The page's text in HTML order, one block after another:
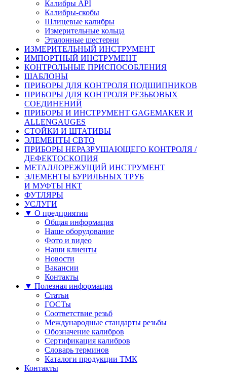
Калибры API
Калибры-скобы
Шлицевые калибры
Измерительные кольца
Эталонные шестерни
ИЗМЕРИТЕЛЬНЫЙ ИНСТРУМЕНТ
ИМПОРТНЫЙ ИНСТРУМЕНТ
КОНТРОЛЬНЫЕ ПРИСПОСОБЛЕНИЯ
ШАБЛОНЫ
ПРИБОРЫ ДЛЯ КОНТРОЛЯ ПОДШИПНИКОВ
ПРИБОРЫ ДЛЯ КОНТРОЛЯ РЕЗЬБОВЫХ
СОЕДИНЕНИЙ
ПРИБОРЫ И ИНСТРУМЕНТ GAGEMAKER И
ALLENGAUGES
СТОЙКИ И ШТАТИВЫ
ЭЛЕМЕНТЫ СВТО
ПРИБОРЫ НЕРАЗРУШАЮЩЕГО КОНТРОЛЯ /
ДЕФЕКТОСКОПИЯ
МЕТАЛЛОРЕЖУЩИЙ ИНСТРУМЕНТ
ЭЛЕМЕНТЫ БУРИЛЬНЫХ ТРУБ
И МУФТЫ НКТ
ФУТЛЯРЫ
УСЛУГИ
▼ О предприятии
Общая информация
Наше оборудование
Фото и видео
Наши клиенты
Новости
Вакансии
Контакты
▼ Полезная информация
Статьи
ГОСТы
Соответствие резьб
Международные стандарты резьбы
Обозначение калибров
Сертификация калибров
Словарь терминов
Каталоги продукции ТМК
Контакты